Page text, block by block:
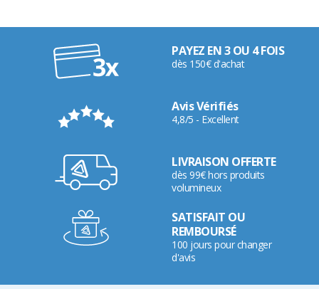
PAYEZ EN 3 OU 4 FOIS
dès 150€ d'achat
Avis Vérifiés
4,8/5 - Excellent
LIVRAISON OFFERTE
dès 99€ hors produits
volumineux
SATISFAIT OU
REMBOURSÉ
100 jours pour changer
d'avis